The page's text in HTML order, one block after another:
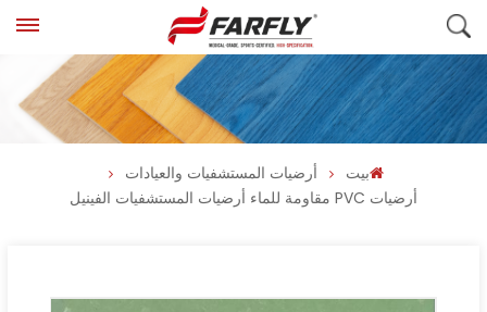
بيت
أرضيات المستشفيات والعيادات
أرضيات PVC مقاومة للماء أرضيات المستشفيات الفينيل